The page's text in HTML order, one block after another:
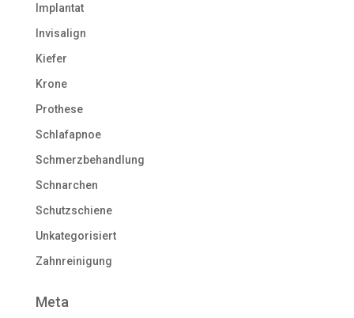
Implantat
Invisalign
Kiefer
Krone
Prothese
Schlafapnoe
Schmerzbehandlung
Schnarchen
Schutzschiene
Unkategorisiert
Zahnreinigung
Meta